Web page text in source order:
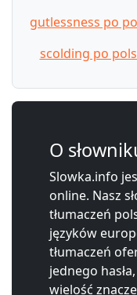
gutlessness po
scolding po
O
Slowka.info
online. Nasz
tłumaczeń
języków
tłumaczeń
jednego
wielość